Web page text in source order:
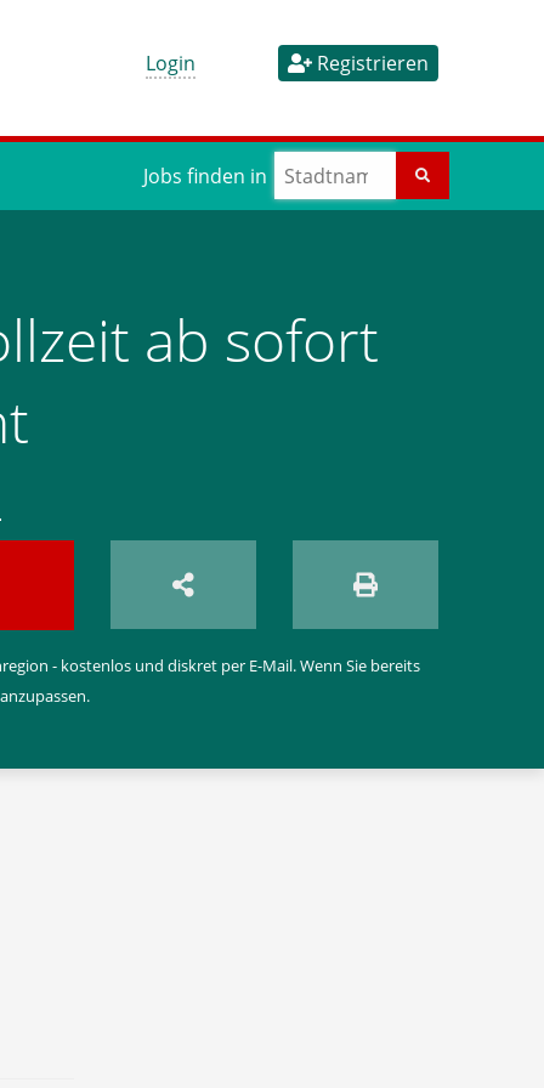
Login Registrieren
Jobs finden in
ab sofort
- kostenlos und diskret per E-Mail. Wenn Sie bereits